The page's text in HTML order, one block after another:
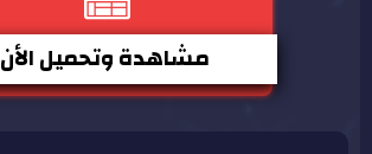
مشاهدة وتحميل الأن